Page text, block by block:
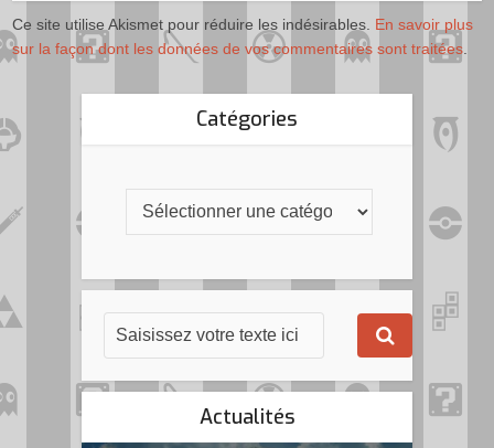
Ce site utilise Akismet pour réduire les indésirables. En savoir plus
sur la façon dont les données de vos commentaires sont traitées
Catégories
Actualités